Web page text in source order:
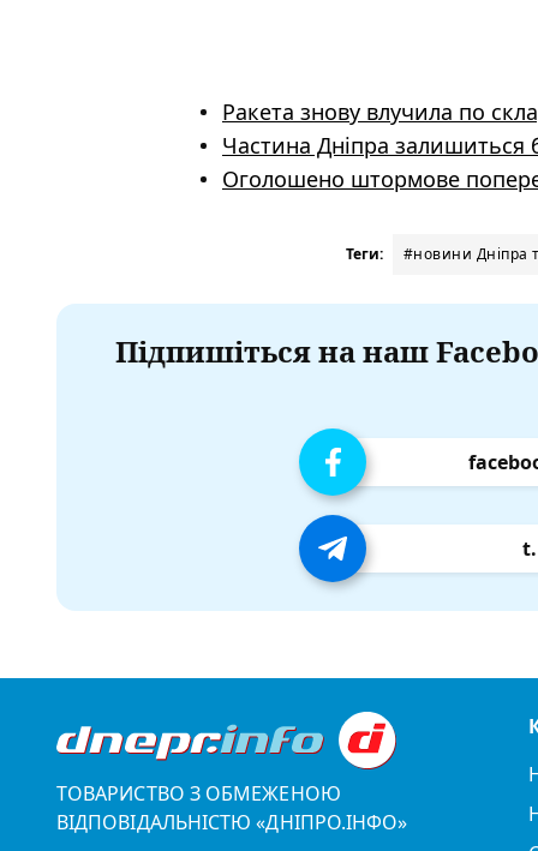
Ракета знову влучила по
Частина Дніпра залишиться
Оголошено штормове
Теги: #новини Дніпра
Підпишіться на наш
ТОВАРИСТВО З ОБМЕЖЕНОЮ
ВІДПОВІДАЛЬНІСТЮ «ДНІПРО.ІНФО»